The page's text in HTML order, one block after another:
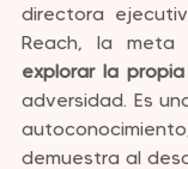
directora
explorar la
adversidad. Es
demuestra al